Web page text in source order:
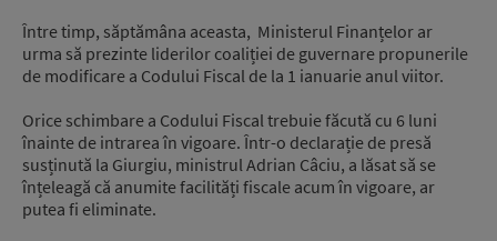
Între timp, săptămâna aceasta, Ministerul Finanțelor ar
urma să prezinte liderilor coaliției de guvernare propunerile
de modificare a Codului Fiscal de la 1 ianuarie anul viitor.
Orice schimbare a Codului Fiscal trebuie făcută cu 6 luni
înainte de intrarea în vigoare. Într-o declarație de presă
susținută la Giurgiu, ministrul Adrian Câciu, a lăsat să se
înțeleagă că anumite facilități fiscale acum în vigoare, ar
putea fi eliminate.